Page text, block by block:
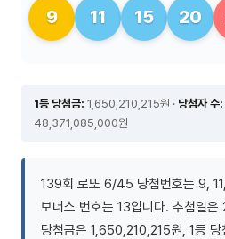
9 11 15 20
1등 당첨금: 1,650,210,215원 · 당첨자 수:
48,371,085,000원
139회 로또 6/45 당첨번호는 9,
보너스 번호는 13입니다. 추첨일
당첨금은 1,650,210,215원, 1등